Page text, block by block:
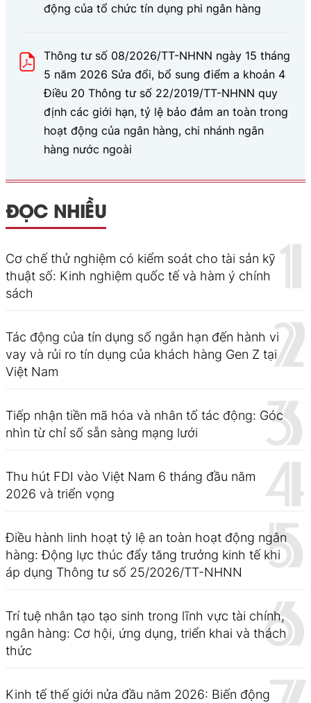
động của tổ chức tín dụng phi ngân hàng
Thông tư số 08/2026/TT-NHNN ngày 15 tháng
5 năm 2026 Sửa đổi, bổ sung điểm a khoản 4
Điều 20 Thông tư số 22/2019/TT-NHNN quy
định các giới hạn, tỷ lệ bảo đảm an toàn trong
hoạt động của ngân hàng, chi nhánh ngân
hàng nước ngoài
ĐỌC NHIỀU
Cơ chế thử nghiệm có kiểm soát cho tài sản kỹ
thuật số: Kinh nghiệm quốc tế và hàm ý chính
sách
Tác động của tín dụng số ngắn hạn đến hành vi
vay và rủi ro tín dụng của khách hàng Gen Z tại
Việt Nam
Tiếp nhận tiền mã hóa và nhân tố tác động: Góc
nhìn từ chỉ số sẵn sàng mạng lưới
Thu hút FDI vào Việt Nam 6 tháng đầu năm
2026 và triển vọng
Điều hành linh hoạt tỷ lệ an toàn hoạt động ngân
hàng: Động lực thúc đẩy tăng trưởng kinh tế khi
áp dụng Thông tư số 25/2026/TT-NHNN
Trí tuệ nhân tạo tạo sinh trong lĩnh vực tài chính,
ngân hàng: Cơ hội, ứng dụng, triển khai và thách
thức
Kinh tế thế giới nửa đầu năm 2026: Biến động